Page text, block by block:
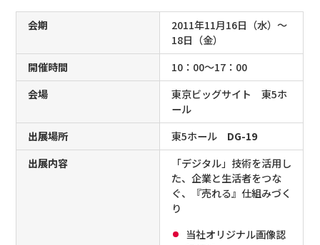
会期
2011年11月16日（水）～
18日（金）
開催時間
10：00～17：00
会場
東京ビッグサイト 東5ホ
ール
出展場所
東5ホール DG-19
出展内容
「デジタル」技術を活用し
た、企業と生活者をつな
ぐ、『売れる』仕組みづく
り
当社オリジナル画像認